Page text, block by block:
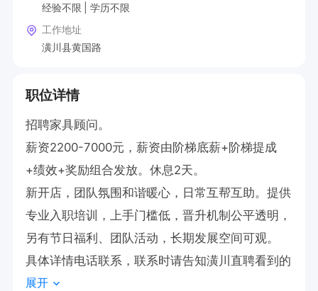
经验不限
学历不限
工作地址
潢川县黄国路
职位详情
招聘家具顾问。
薪资2200-7000元，薪资由阶梯底薪+阶梯提成
+绩效+奖励组合发放。休息2天。
新开店，团队氛围和谐暖心，日常互帮互助。提供
专业入职培训，上手门槛低，晋升机制公平透明，
另有节日福利、团队活动，长期发展空间可观。
具体详情电话联系，联系时请告知潢川直聘看到的
展开